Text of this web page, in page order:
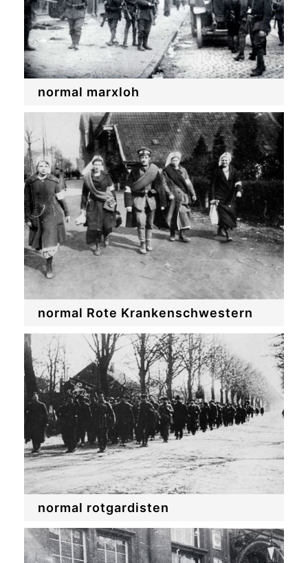
normal marxloh
normal Rote Krankenschwestern
normal rotgardisten